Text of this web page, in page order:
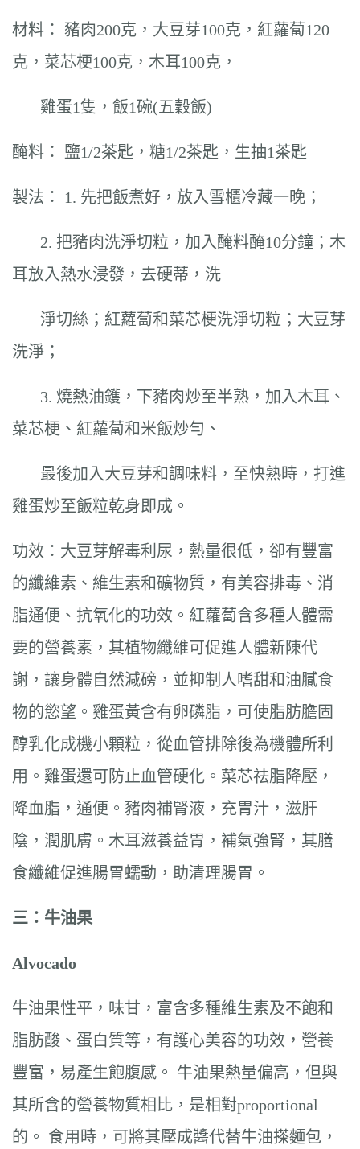
材料： 豬肉200克，大豆芽100克，紅蘿蔔120
克，菜芯梗100克，木耳100克，
雞蛋1隻，飯1碗(五穀飯)
醃料： 鹽1/2茶匙，糖1/2茶匙，生抽1茶匙
製法： 1. 先把飯煮好，放入雪櫃冷藏一晚；
2. 把豬肉洗淨切粒，加入醃料醃10分鐘；木
耳放入熱水浸發，去硬蒂，洗
淨切絲；紅蘿蔔和菜芯梗洗淨切粒；大豆芽
洗淨；
3. 燒熱油鑊，下豬肉炒至半熟，加入木耳、
菜芯梗、紅蘿蔔和米飯炒勻、
最後加入大豆芽和調味料，至快熟時，打進
雞蛋炒至飯粒乾身即成。
功效：大豆芽解毒利尿，熱量很低，卻有豐富
的纖維素、維生素和礦物質，有美容排毒、消
脂通便、抗氧化的功效。紅蘿蔔含多種人體需
要的營養素，其植物纖維可促進人體新陳代
謝，讓身體自然減磅，並抑制人嗜甜和油膩食
物的慾望。雞蛋黃含有卵磷脂，可使脂肪膽固
醇乳化成機小顆粒，從血管排除後為機體所利
用。雞蛋還可防止血管硬化。菜芯祛脂降壓，
降血脂，通便。豬肉補腎液，充胃汁，滋肝
陰，潤肌膚。木耳滋養益胃，補氣強腎，其膳
食纖維促進腸胃蠕動，助清理腸胃。
三：牛油果
Alvocado
牛油果性平，味甘，富含多種維生素及不飽和
脂肪酸、蛋白質等，有護心美容的功效，營養
豐富，易產生飽腹感。 牛油果熱量偏高，但與
其所含的營養物質相比，是相對proportional
的。 食用時，可將其壓成醬代替牛油搽麵包，